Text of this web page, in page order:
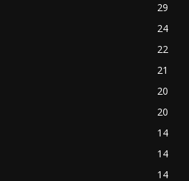
29
24
22
21
20
20
14
14
14